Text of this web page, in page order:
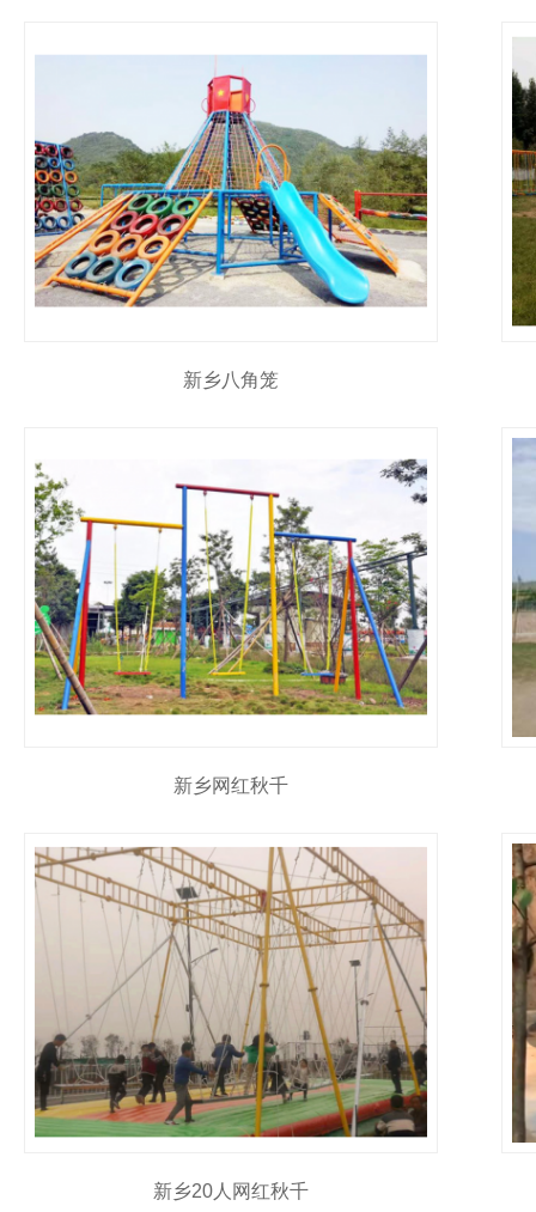
新乡八角笼
新乡网红秋千
新乡20人网红秋千